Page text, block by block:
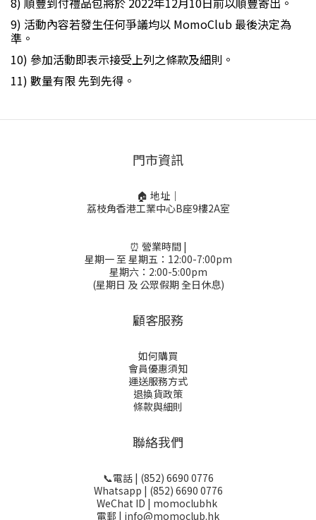
9) 活動內容若發生任何爭議均以 MomoClub 最後決定為
準。
10) 參加活動即表示接受上列之條款及細則。
11) 數量有限 先到先得。
門市資訊
🏠 地址｜
荔枝角香港工業中心B座9樓2A室
⏰ 營業時間 |
星期一 至 星期五：12:00-7:00pm
星期六：2:00-5:00pm
(星期日 及 公眾假期 全日休息)
顧客服務
如何購買
會員優惠須知
運送服務方式
退換貨政策
條款與細則
聯絡我們
📞電話 | (852) 6690 0776
Whatsapp | (852) 6690 0776
WeChat ID | momoclubhk
電郵 | info@momoclub.hk